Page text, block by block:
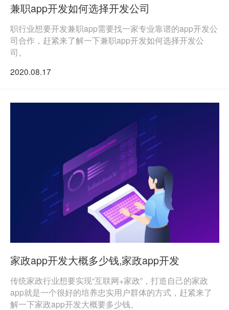
兼职app开发如何选择开发公司
职行业想要开发兼职app需要找一家专业靠谱的app开发公
司合作，赶紧来了解一下兼职app开发如何选择开发公
司。
2020.08.17
家政app开发大概多少钱,家政app开发
传统家政行业想要实现“互联网+家政”，打造自己的家政
app就是一个很好的培养忠实用户群体的方式，赶紧来了
解一下家政app开发大概要多少钱。